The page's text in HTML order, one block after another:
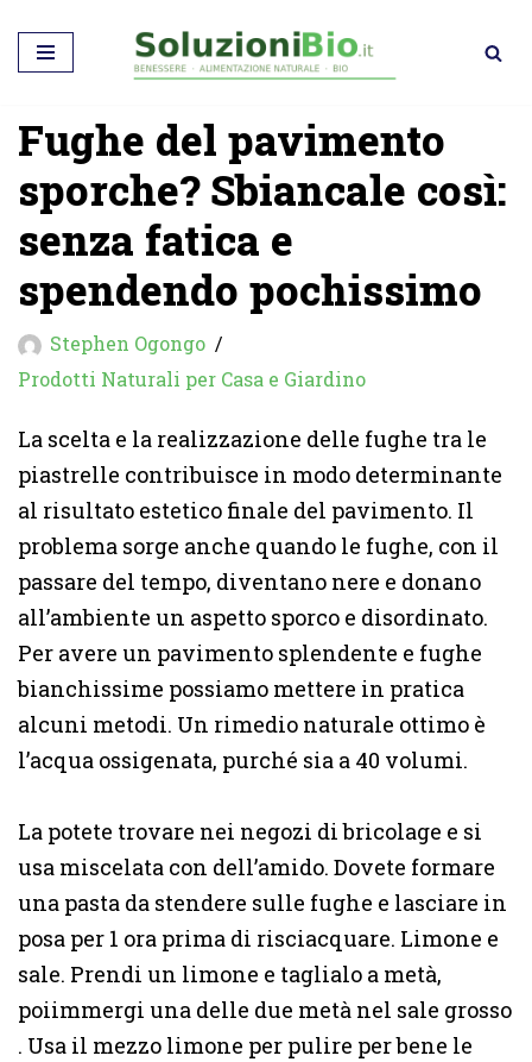
Vai
contenuto
Fughe del pavimento
sporche? Sbiancale così:
senza fatica e
spendendo pochissimo
Stephen Ogongo
Prodotti Naturali per Casa e Giardino
La scelta e la realizzazione delle fughe tra le
piastrelle contribuisce in modo determinante
al risultato estetico finale del pavimento. Il
problema sorge anche quando le fughe, con il
passare del tempo, diventano nere e donano
all’ambiente un aspetto sporco e disordinato.
Per avere un pavimento splendente e fughe
bianchissime possiamo mettere in pratica
alcuni metodi. Un rimedio naturale ottimo è
l’acqua ossigenata, purché sia a 40 volumi.
La potete trovare nei negozi di bricolage e si
usa miscelata con dell’amido. Dovete formare
una pasta da stendere sulle fughe e lasciare in
posa per 1 ora prima di risciacquare. Limone e
sale. Prendi un limone e taglialo a metà,
poiimmergi una delle due metà nel sale grosso
. Usa il mezzo limone per pulire per bene le